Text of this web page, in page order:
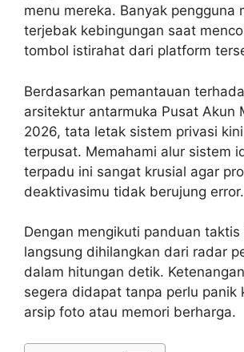
menu mereka. Banyak pengguna
terjebak kebingungan saat
tombol istirahat dari platform
Berdasarkan pemantauan
arsitektur antarmuka Pusat Akun
2026, tata letak sistem privasi
terpusat. Memahami alur sistem
terpadu ini sangat krusial agar
deaktivasimu tidak berujung error.
Dengan mengikuti panduan
langsung dihilangkan dari radar
dalam hitungan detik.
segera didapat tanpa perlu panik
arsip foto atau memori berharga.